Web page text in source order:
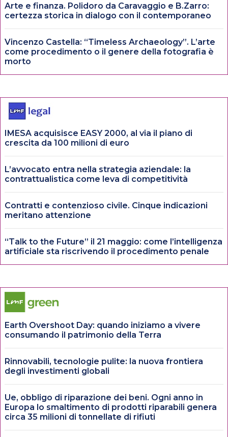
Arte e finanza. Polidoro da Caravaggio e B.Zarro:
certezza storica in dialogo con il contemporaneo
Vincenzo Castella: “Timeless Archaeology”. L’arte
come procedimento o il genere della fotografia è
morto
IMESA acquisisce EASY 2000, al via il piano di
crescita da 100 milioni di euro
L’avvocato entra nella strategia aziendale: la
contrattualistica come leva di competitività
Contratti e contenzioso civile. Cinque indicazioni
meritano attenzione
“Talk to the Future” il 21 maggio: come l’intelligenza
artificiale sta riscrivendo il procedimento penale
Earth Overshoot Day: quando iniziamo a vivere
consumando il patrimonio della Terra
Rinnovabili, tecnologie pulite: la nuova frontiera
degli investimenti globali
Ue, obbligo di riparazione dei beni. Ogni anno in
Europa lo smaltimento di prodotti riparabili genera
circa 35 milioni di tonnellate di rifiuti